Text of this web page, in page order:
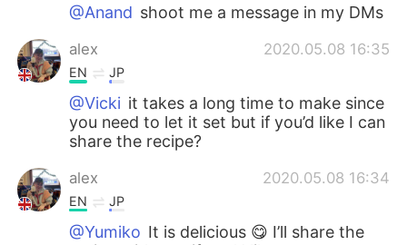
@Anand shoot me a message in my DMs
alex 2020.05.08 16:35
EN JP
@Vicki it takes a long time to make since
you need to let it set but if you’d like I can
share the recipe?
alex 2020.05.08 16:34
EN JP
@Yumiko It is delicious 😋 I’ll share the